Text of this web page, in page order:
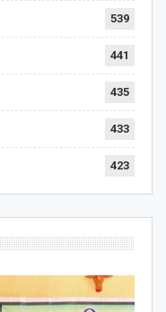
539
441
435
433
423